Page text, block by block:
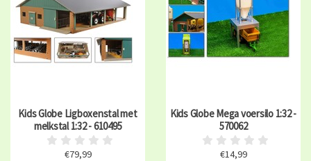
Kids Globe Ligboxenstal met
melkstal 1:32 - 610495
€79,99
Kids Globe Mega voersilo 1:32 -
570062
€14,99